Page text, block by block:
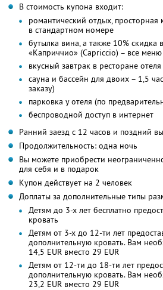
В стоимость купона входит:
романтический отдых, просторная
в стандартном номере
бутылка вина, а также 10% скидка
«Каприччио» (Capriccio) – все
вкусный завтрак в ресторане
сауна и бассейн для двоих – 1,5
заказу)
парковка у отеля (по
беспроводной доступ в интернет
Ранний заезд с 12 часов и поздний
Продолжительность: одна ночь
Вы можете приобрести
для себя и в подарок
Купон действует на 2 человек
Доплаты за дополнительные типы
Детям до 3-х лет бесплатно
кровать
Детям от 3-х до 12-ти лет
дополнительную кровать. Вам
14,5 EUR вместо 29 EUR
Детям от 12-ти до 18-ти лет
дополнительную кровать. Вам
23,2 EUR вместо 29 EUR